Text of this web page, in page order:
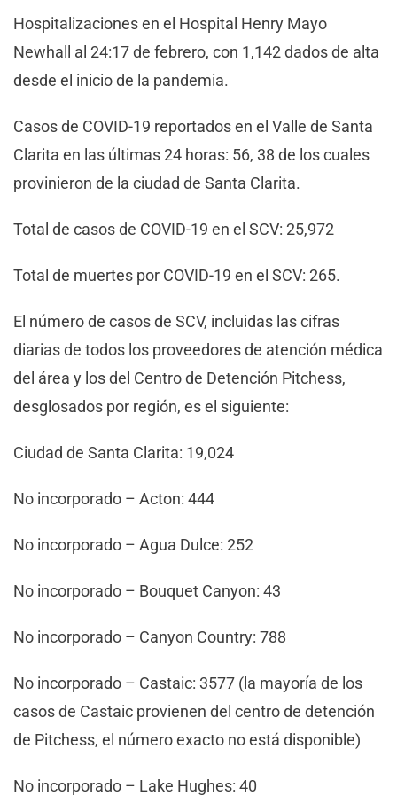
Hospitalizaciones en el Hospital Henry Mayo
Newhall al 24:17 de febrero, con 1,142 dados de alta
desde el inicio de la pandemia.
Casos de COVID-19 reportados en el Valle de Santa
Clarita en las últimas 24 horas: 56, 38 de los cuales
provinieron de la ciudad de Santa Clarita.
Total de casos de COVID-19 en el SCV: 25,972
Total de muertes por COVID-19 en el SCV: 265.
El número de casos de SCV, incluidas las cifras
diarias de todos los proveedores de atención médica
del área y los del Centro de Detención Pitchess,
desglosados ​​por región, es el siguiente:
Ciudad de Santa Clarita: 19,024
No incorporado – Acton: 444
No incorporado – Agua Dulce: 252
No incorporado – Bouquet Canyon: 43
No incorporado – Canyon Country: 788
No incorporado – Castaic: 3577 (la mayoría de los
casos de Castaic provienen del centro de detención
de Pitchess, el número exacto no está disponible)
No incorporado – Lake Hughes: 40